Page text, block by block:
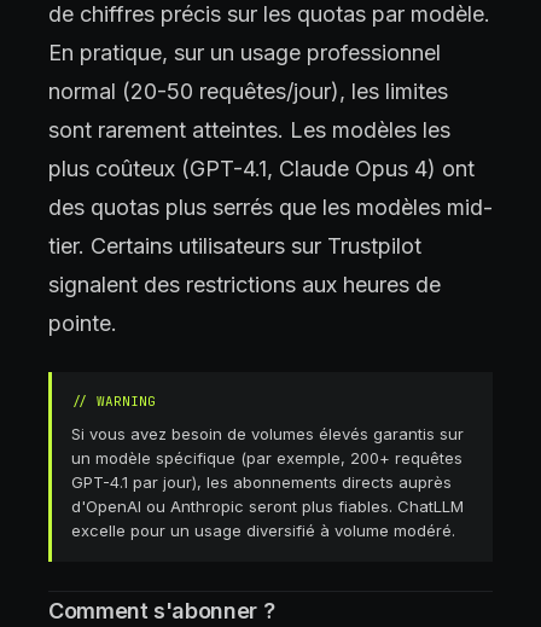
de chiffres précis sur les quotas par modèle.
En pratique, sur un usage professionnel
normal (20-50 requêtes/jour), les limites
sont rarement atteintes. Les modèles les
plus coûteux (GPT-4.1, Claude Opus 4) ont
des quotas plus serrés que les modèles mid-
tier. Certains utilisateurs sur Trustpilot
signalent des restrictions aux heures de
pointe.
// WARNING
Si vous avez besoin de volumes élevés garantis sur
un modèle spécifique (par exemple, 200+ requêtes
GPT-4.1 par jour), les abonnements directs auprès
d'OpenAI ou Anthropic seront plus fiables. ChatLLM
excelle pour un usage diversifié à volume modéré.
Comment s'abonner ?